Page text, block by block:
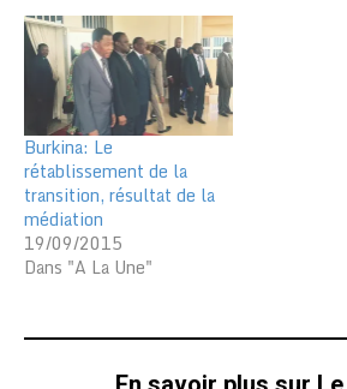
caractère populaire de
l’insurrection ayant
conduit à la démission du
Président Compaoré ;
Considérant le lourd tribut
payé par les filles et les
fils du…
Burkina: Le
rétablissement de la
transition, résultat de la
médiation
19/09/2015
Dans "A La Une"